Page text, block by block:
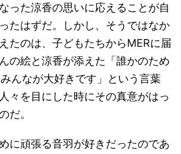
った涼香の思いに応えることが自
たはずだ。しかし、そうではなか
たのは、子どもたちからMERに届
の絵と涼香が添えた「誰かのため
んなが大好きです」という言葉
々を目にした時にその真意がはっ
だ。
に頑張る音羽が好きだったのであ